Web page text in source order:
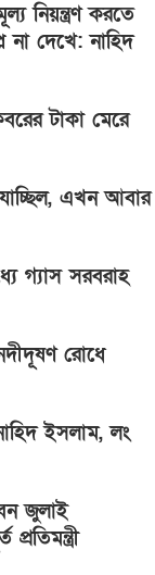
নিয়ন্ত্রণ করতে
না দেখে: নাহিদ
টাকা মেরে
যাচ্ছিল, এখন আবার
গ্যাস সরবরাহ
রোধে
ইসলাম, লং
জুলাই